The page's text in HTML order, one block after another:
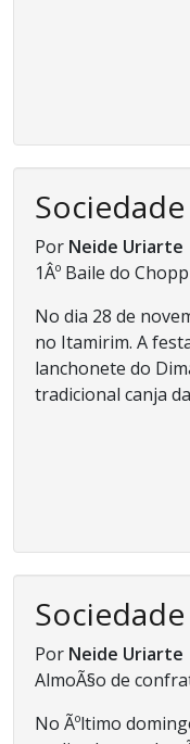
Por Neide Uriarte
1Âº Baile do
No dia 28 de
no Itamirim. A
lanchonete do
tradicional canja
Por Neide Uriarte
AlmoÃ§o de
No Ãºltimo